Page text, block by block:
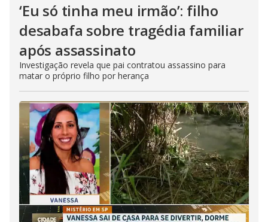
‘Eu só tinha meu irmão’: filho
desabafa sobre tragédia familiar
após assassinato
Investigação revela que pai contratou assassino para
matar o próprio filho por herança